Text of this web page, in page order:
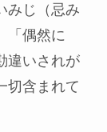
みじ（忌み
「偶然に
違いされが
切含まれて